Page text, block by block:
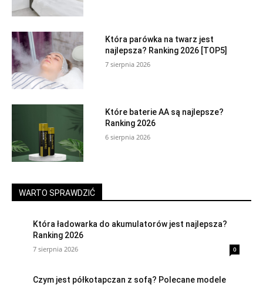
Która parówka na twarz jest
najlepsza? Ranking 2026 [TOP5]
7 sierpnia 2026
Które baterie AA są najlepsze?
Ranking 2026
6 sierpnia 2026
WARTO SPRAWDZIĆ
Która ładowarka do akumulatorów jest najlepsza?
Ranking 2026
7 sierpnia 2026 0
Czym jest półkotapczan z sofą? Polecane modele